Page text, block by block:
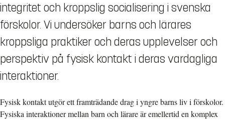
integritet och kroppslig socialisering i svenska
förskolor. Vi undersöker barns och lärares
kroppsliga praktiker och deras upplevelser och
perspektiv på fysisk kontakt i deras vardagliga
interaktioner.
Fysisk kontakt utgör ett framträdande drag i yngre barns liv i förskolor.
Fysiska interaktioner mellan barn och lärare är emellertid en komplex